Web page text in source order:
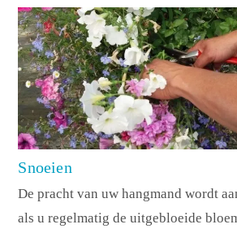
Snoeien
De pracht van uw hangmand wordt
als u regelmatig de uitgebloeide